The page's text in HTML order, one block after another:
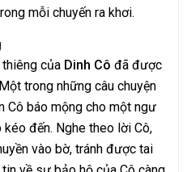
mỗi chuyến ra khơi.
thiêng của Dinh Cô đã được
trong những câu chuyện
Cô báo mộng cho một ngư
đến. Nghe theo lời Cô,
vào bờ, tránh được tai